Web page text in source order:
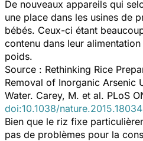
De nouveaux appareils qui
une place dans les usines de
bébés. Ceux-ci étant
contenu dans leur
poids.
Source : Rethinking Rice
Removal of Inorganic Arsenic
Water. Carey, M. et al. PLoS
doi:10.1038/nature.2015.18034
Bien que le riz fixe
pas de problèmes pour la